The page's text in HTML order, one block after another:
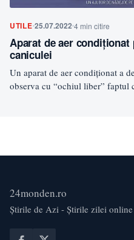
UTILE 25.07.2022 4 min citire
Aparat de aer condiționat
caniculei
Un aparat de aer condiționat a
observa cu “ochiul liber”
24monden.ro
Știrile de Azi - Știrile zilei online